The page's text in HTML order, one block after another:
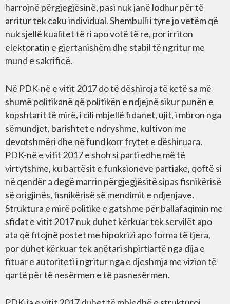
harrojnë përgjegjësinë, pasi nuk janë lodhur për të
arritur tek caku individual. Shembulli i tyre jo vetëm që
nuk sjellë kualitet të ri apo votë të re, por irriton
elektoratin e gjertanishëm dhe stabil të ngritur me
mund e sakrificë.
Në PDK-në e vitit 2017 do të dëshiroja të ketë sa më
shumë politikanë që politikën e ndjejnë sikur punën e
kopshtarit të mirë, i cili mbjellë fidanet, ujit, i mbron nga
sëmundjet, barishtet e ndryshme, kultivon me
devotshmëri dhe në fund korr frytet e dëshiruara.
PDK-në e vitit 2017 e shoh si parti edhe më të
virtytshme, ku bartësit e funksioneve partiake, qoftë si
në qendër a degë marrin përgjegjësitë sipas fisnikërisë
së origjinës, fisnikërisë së mendimit e ndjenjave.
Struktura e mirë politike e gatshme për ballafaqimin me
sfidat e vitit 2017 nuk duhet kërkuar tek servilët apo
ata që fitojnë postet me hipokrizi apo forma të tjera,
por duhet kërkuar tek anëtari shpirtlartë nga dija e
fituar e autoriteti i ngritur nga e djeshmja me vizion të
qartë për të nesërmen e të pasnesërmen.